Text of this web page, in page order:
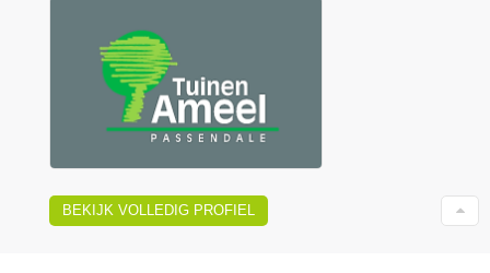
BEKIJK VOLLEDIG PROFIEL